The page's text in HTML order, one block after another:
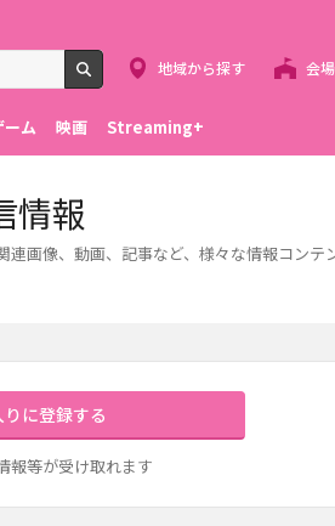
検索
地域から探す 会
ーム 映画 Streaming+
情報
画像、動画、記事など、様々な情報コンテ
に登録する
報等が受け取れます